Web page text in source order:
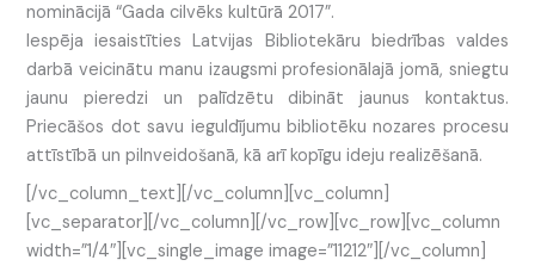
nominācijā “Gada cilvēks kultūrā 2017”.
Iespēja iesaistīties Latvijas Bibliotekāru biedrības valdes
darbā veicinātu manu izaugsmi profesionālajā jomā, sniegtu
jaunu pieredzi un palīdzētu dibināt jaunus kontaktus.
Priecāšos dot savu ieguldījumu bibliotēku nozares procesu
attīstībā un pilnveidošanā, kā arī kopīgu ideju realizēšanā.
[/vc_column_text][/vc_column][vc_column]
[vc_separator][/vc_column][/vc_row][vc_row][vc_column
width=”1/4″][vc_single_image image=”11212″][/vc_column]